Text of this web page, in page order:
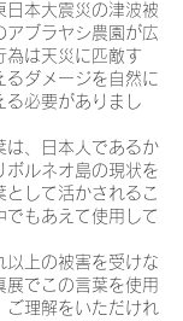
日本大震災の津波被
アブラヤシ農園が広
為は天災に匹敵す
るダメージを自然に
る必要がありまし
は、日本人であるか
ボルネオ島の現状を
して活かされるこ
でもあえて使用して
以上の被害を受けな
展でこの言葉を使用
ご理解をいただけれ